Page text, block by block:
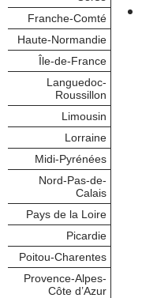
Franche-Comté
Haute-Normandie
Île-de-France
Languedoc-
Roussillon
Limousin
Lorraine
Midi-Pyrénées
Nord-Pas-de-
Calais
Pays de la Loire
Picardie
Poitou-Charentes
Provence-Alpes-
Côte d’Azur